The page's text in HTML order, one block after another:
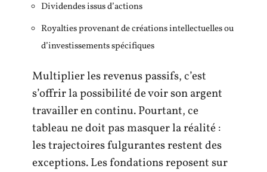
Dividendes issus d’actions
Royalties provenant de créations intellectuelles ou
d’investissements spécifiques
Multiplier les revenus passifs, c’est
s’offrir la possibilité de voir son argent
travailler en continu. Pourtant, ce
tableau ne doit pas masquer la réalité :
les trajectoires fulgurantes restent des
exceptions. Les fondations reposent sur